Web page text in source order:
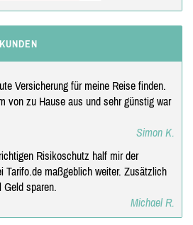
Versicherung für meine Reise finden.
von zu Hause aus und sehr günstig war
Simon K.
Risikoschutz half mir der
Tarifo.de maßgeblich weiter. Zusätzlich
Geld sparen.
Michael R.